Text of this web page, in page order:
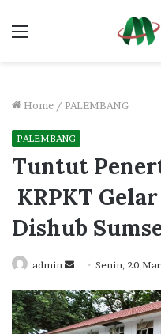
Menu
Home / PALEMBANG
PALEMBANG
Tuntut
KRPKT
Dishub
admin
Send
email
Senin, 20